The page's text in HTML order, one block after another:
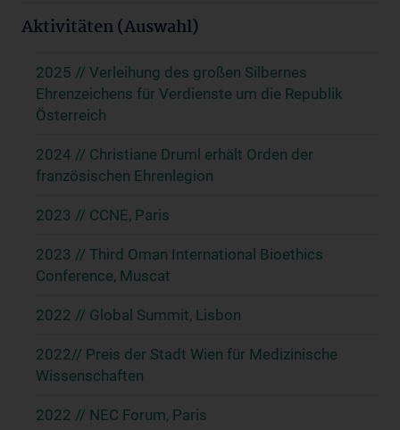
Aktivitäten (Auswahl)
2025 // Verleihung des großen Silbernes
Ehrenzeichens für Verdienste um die Republik
Österreich
2024 // Christiane Druml erhält Orden der
französischen Ehrenlegion
2023 // CCNE, Paris
2023 // Third Oman International Bioethics
Conference, Muscat
2022 // Global Summit, Lisbon
2022// Preis der Stadt Wien für Medizinische
Wissenschaften
2022 // NEC Forum, Paris